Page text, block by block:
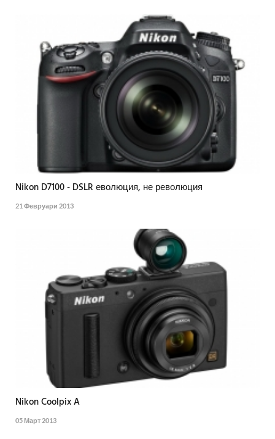
Nikon D7100 - DSLR еволюция, не революция
21 Февруари 2013
Nikon Coolpix A
05 Март 2013